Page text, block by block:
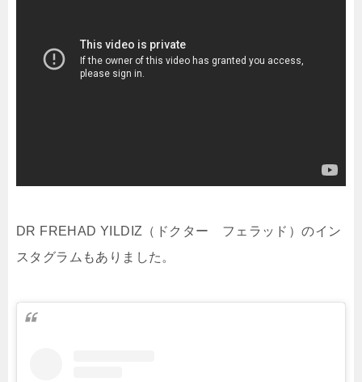
DR FREHAD YILDIZ（ドクター フェラッド）のイン
スタグラムもありました。